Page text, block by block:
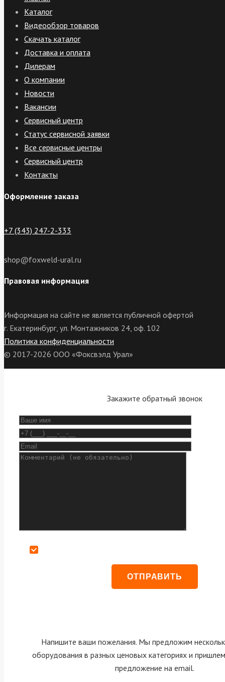
Каталог
Видеообзор товаров
Скачать каталог
Доставка и оплата
Дилерам
О компании
Новости
Вакансии
Сервисный центр
Статус сервисной заявки
Все сервисные центры
Сервисный центр
Контакты
Оформление заказа
+7 (343) 247-2-333
shop@foxweld-ural.ru
Правовая информация
Информация на сайте не является публичной офертой
г. Екатеринбург, ул. Монтажников 24, оф. 102
Политика конфиденциальности
© 2017-2026 ООО «Фоксвэлд Урал»
Закажите обратный звонок
Напишите ваши пожелания. Мы предложим
оборудования в разных ценовых категориях и
предложение на email.